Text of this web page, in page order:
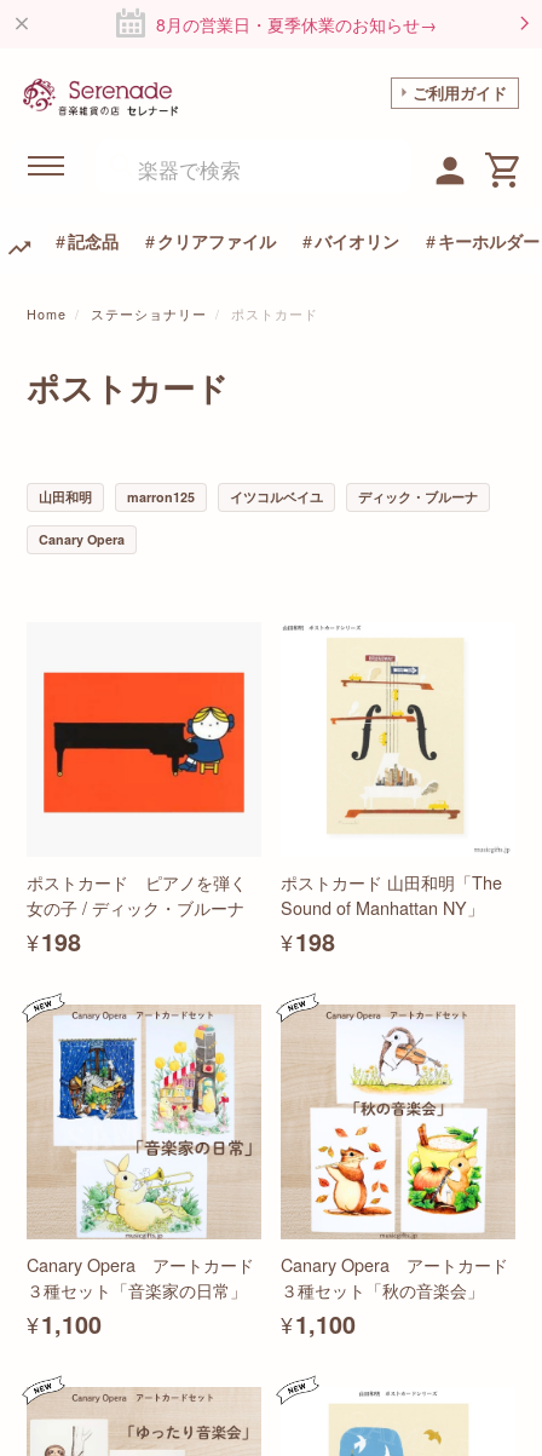
8月の営業日・夏季休業のお知らせ→
ご利用ガイド
記念品 クリアファイル バイオリン キーホルダー
Home ステーショナリー ポストカード
ポストカード
山田和明 marron125 イツコルベイユ ディック・ブルーナ
Canary Opera
ポストカード ピアノを弾く
女の子 / ディック・ブルーナ
¥198
ポストカード 山田和明「The
Sound of Manhattan NY」
¥198
Canary Opera アートカード
３種セット「音楽家の日常」
¥1,100
Canary Opera アートカード
３種セット「秋の音楽会」
¥1,100